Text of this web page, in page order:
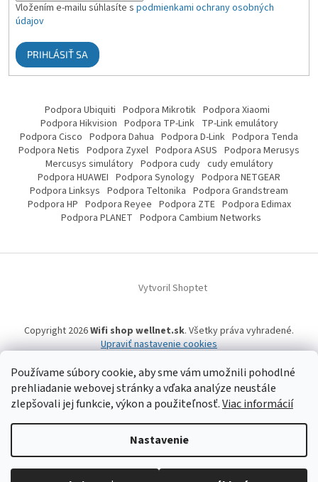
Používame súbory cookie, aby sme vám umožnili pohodlné
prehliadanie webovej stránky a vďaka analýze neustále
zlepšovali jej funkcie, výkon a použiteľnosť.Viac informácií
Nastavenie
Vložením e-mailu súhlasíte s podmienkami ochrany osobných
údajov
PRIHLÁSIŤ SA
Podpora Ubiquiti Podpora Mikrotik Podpora Xiaomi
Podpora Hikvision Podpora TP-Link TP-Link emulátory
Podpora Cisco Podpora Dahua Podpora D-Link Podpora Tenda
Podpora Netis Podpora Zyxel Podpora ASUS Podpora Merusys
Mercusys simulátory Podpora cudy cudy emulátory
Podpora HUAWEI Podpora Synology Podpora NETGEAR
Podpora Linksys Podpora Teltonika Podpora Grandstream
Podpora HP Podpora Reyee Podpora ZTE Podpora Edimax
Podpora PLANET Podpora Cambium Networks
Vytvoril Shoptet
Copyright 2026Wifi shop wellnet.sk. Všetky práva vyhradené.
Upraviť nastavenie cookies
Wifi shop wellnet.sk prevádzkuje spoločnosť WELLNET, s.r.o.,IČO: 36484610,
OR OS: Prešov odd. Sro 14019/P, IČ DPH: SK2020015206 | Tel:+421 905 269 141
| WhatsApp, Signal, Telegram: +421 905 269 141 | Informácie o produktoch a
a ich dostupnosti, tu uvádzané, pochádzajú od tretích strán, mohli
vzniknúť automatizovaným strojovým prekladom a neprešli jazykovou
úpravou. Spoločnosť WELLNET, s.r.o. preto nemôže niesť zodpovednosť za ich
úplnosť a aktuálnosť. | Registrované obchodné značky, vzory a názvy patria
ich vlastníkom. | © 2006-2026 WELLNET, s.r.o. Všetky práva vyhradené.